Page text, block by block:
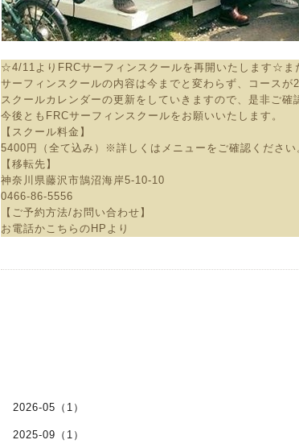
☆4/11よりFRCサーフィンスクールを再開いたします☆ま
サーフィンスクールの内容は今までと変わらず、コースが2
スクールカレンダーの更新をしていきますので、是非ご確
今後ともFRCサーフィンスクールをお願いいたします。
【スクール料金】
5400円（全て込み）※詳しくはメニューをご確認ください
【移転先】
神奈川県藤沢市鵠沼海岸5-10-10
0466-86-5556
【ご予約方法/お問い合わせ】
お電話かこちらのHPより
2026-05（1）
2025-09（1）